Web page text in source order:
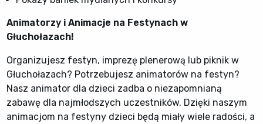
Animatorzy i Animacje na Festynach w
Głuchołazach!
Organizujesz festyn, imprezę plenerową lub piknik w
Głuchołazach? Potrzebujesz animatorów na festyn?
Nasz animator dla dzieci zadba o niezapomnianą
zabawę dla najmłodszych uczestników. Dzięki naszym
animacjom na festyny dzieci będą miały wiele radości, a